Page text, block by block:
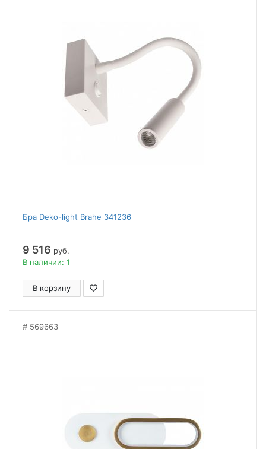
Бра Deko-light Brahe 341236
9 516 руб.
В наличии: 1
В корзину
569663